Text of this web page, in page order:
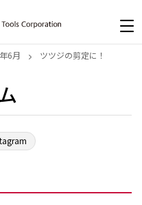
6月 ツツジの剪定に！